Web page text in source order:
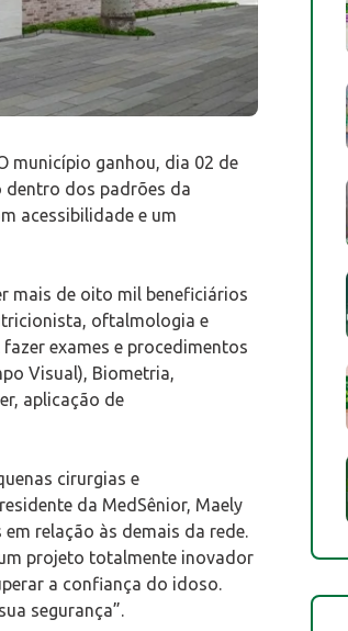
município ganhou, dia 02 de
dentro dos padrões da
acessibilidade e um
mais de oito mil beneficiários
oftalmologia e
exames e procedimentos
Visual), Biometria,
aplicação de
cirurgias e
da MedSênior, Maely
relação às demais da rede.
projeto totalmente inovador
a confiança do idoso.
segurança”.